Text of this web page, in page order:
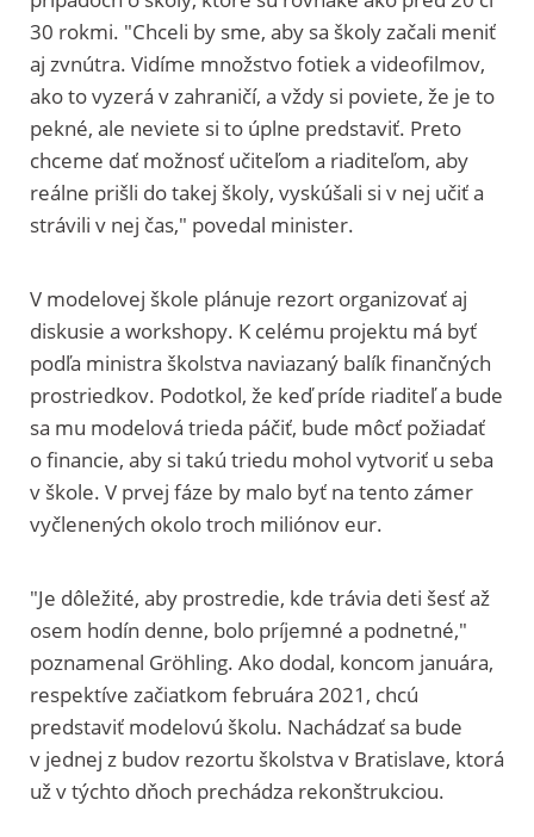
30 rokmi. "Chceli by sme, aby sa školy začali meniť
aj zvnútra. Vidíme množstvo fotiek a videofilmov,
ako to vyzerá v zahraničí, a vždy si poviete, že je to
pekné, ale neviete si to úplne predstaviť. Preto
chceme dať možnosť učiteľom a riaditeľom, aby
reálne prišli do takej školy, vyskúšali si v nej učiť a
strávili v nej čas," povedal minister.
V modelovej škole plánuje rezort organizovať aj
diskusie a workshopy. K celému projektu má byť
podľa ministra školstva naviazaný balík finančných
prostriedkov. Podotkol, že keď príde riaditeľ a bude
sa mu modelová trieda páčiť, bude môcť požiadať
o financie, aby si takú triedu mohol vytvoriť u seba
v škole. V prvej fáze by malo byť na tento zámer
vyčlenených okolo troch miliónov eur.
"Je dôležité, aby prostredie, kde trávia deti šesť až
osem hodín denne, bolo príjemné a podnetné,"
poznamenal Gröhling. Ako dodal, koncom januára,
respektíve začiatkom februára 2021, chcú
predstaviť modelovú školu. Nachádzať sa bude
v jednej z budov rezortu školstva v Bratislave, ktorá
už v týchto dňoch prechádza rekonštrukciou.